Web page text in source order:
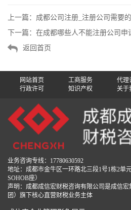
上一篇： 成都公司注册_注册公司需要
下一篇： 在成都哪些人不能注册公司申
返回首页
网站首页 工商服务 代理
行政许可
知识产权 关于
业务咨询专线：17780630592
地址：成都市金牛区一环路北三段1号1栋2单
SOHOB座）
声明：成都成信宏财税咨询有限公司是成信
团）旗下核心直营财税业务主体